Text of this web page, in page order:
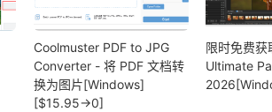
Coolmuster PDF to JPG
Converter - 将 PDF 文档转
换为图片[Windows]
[$15.95→0]
限时免费获
Ultimate